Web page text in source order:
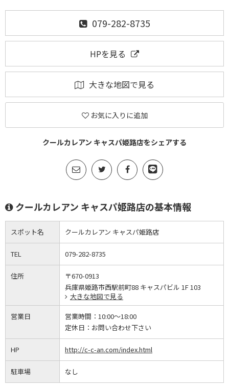
079-282-8735
HPを見る
大きな地図で見る
お気に入りに追加
クールカレアン キャスパ姫路店をシェアする
クールカレアン キャスパ姫路店の基本情報
スポット名 クールカレアン キャスパ姫路店
TEL 079-282-8735
住所
〒670-0913
兵庫県姫路市西駅前町88 キャスパビル 1F 103
大きな地図で見る
営業日 営業時間： 10:00～18:00
定休日： お問い合わせ下さい
HP http://c-c-an.com/index.html
駐車場 なし